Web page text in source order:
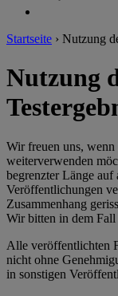
Startseite › Nutzung
Nutzung
Wir freuen uns, wenn
weiterverwenden
begrenzter Länge auf
Veröffentlichungen
Zusammenhang
Wir bitten in dem
Alle veröffentlichten
nicht ohne
in sonstigen